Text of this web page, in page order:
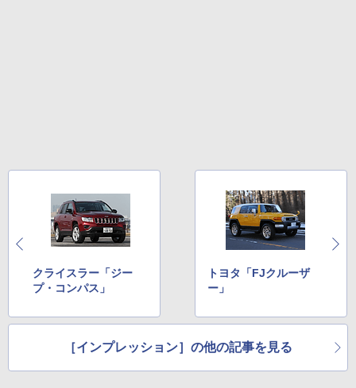
クライスラー「ジー
プ・コンパス」
トヨタ「FJクルーザ
ー」
［インプレッション］の他の記事を見る